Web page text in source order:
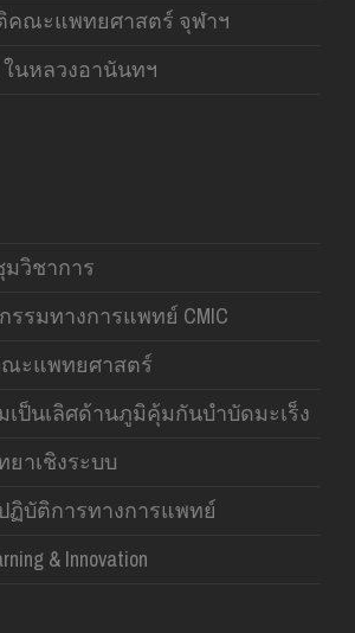
คณะแพทยศาสตร์ จุฬาฯ
ในหลวงอานันทฯ
วิชาการ
รมทางการแพทย์ CMIC
ะแพทยศาสตร์
เป็นเลิศด้านภูมิคุ้มกันบำบัดมะเร็ง
าเชิงระบบ
ฏิบัติการทางการแพทย์
& Innovation